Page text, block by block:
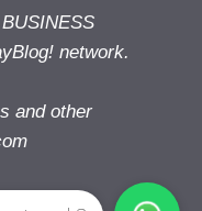
network.
and other